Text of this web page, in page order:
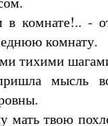
-
комнату.
тихими
мысль
твою